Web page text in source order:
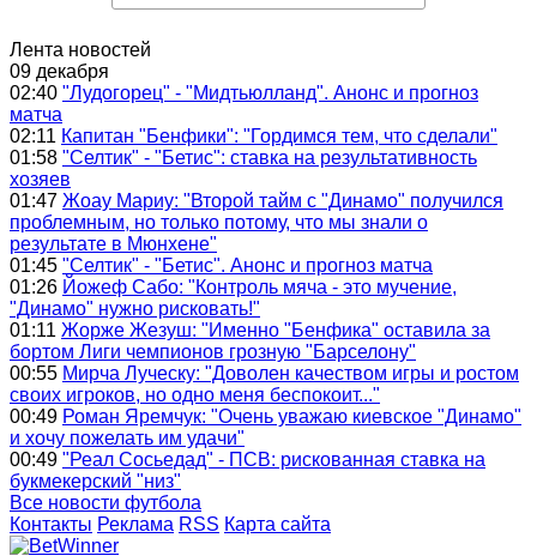
Лента новостей
09 декабря
02:40 "Лудогорец" - "Мидтьюлланд". Анонс и прогноз
матча
02:11 Капитан "Бенфики": "Гордимся тем, что сделали"
01:58 "Селтик" - "Бетис": ставка на результативность
хозяев
01:47 Жоау Мариу: "Второй тайм с "Динамо" получился
проблемным, но только потому, что мы знали о
результате в Мюнхене"
01:45 "Селтик" - "Бетис". Анонс и прогноз матча
01:26 Йожеф Сабо: "Контроль мяча - это мучение,
"Динамо" нужно рисковать!"
01:11 Жорже Жезуш: "Именно "Бенфика" оставила за
бортом Лиги чемпионов грозную "Барселону"
00:55 Мирча Луческу: "Доволен качеством игры и ростом
своих игроков, но одно меня беспокоит..."
00:49 Роман Яремчук: "Очень уважаю киевское "Динамо"
и хочу пожелать им удачи"
00:49 "Реал Сосьедад" - ПСВ: рискованная ставка на
букмекерский "низ"
Все новости футбола
Контакты Реклама RSS Карта сайта